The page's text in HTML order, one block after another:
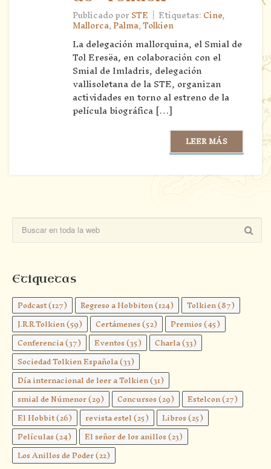
Publicado porSTE | Etiquetas:Cine,
Mallorca,Palma,Tolkien
La delegación mallorquina, el Smial de
Tol Eresëa, en colaboración con el
Smial de Imladris, delegación
vallisoletana de la STE, organizan
actividades en torno al estreno de la
película biográfica […]
LEER MÁS
Etiquetas
Podcast(127) Regreso a Hobbiton(124) Tolkien(87)
J.R.R.Tolkien(59) Certámenes(52) Premios(45)
Conferencia(37) Eventos(35) Charla(33)
Sociedad Tolkien Española(33)
Día internacional de leer a Tolkien(31)
smial de Númenor(29) Concursos(29) Estelcon(27)
El Hobbit(26) revista estel(25) Libros(25)
Películas(24) El señor de los anillos(23)
Los Anillos de Poder(22)